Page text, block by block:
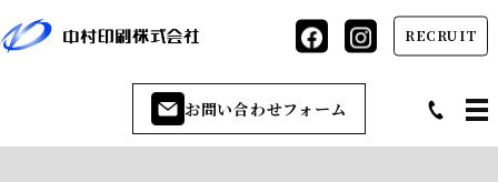
お問い合わせフォーム
RECRUIT